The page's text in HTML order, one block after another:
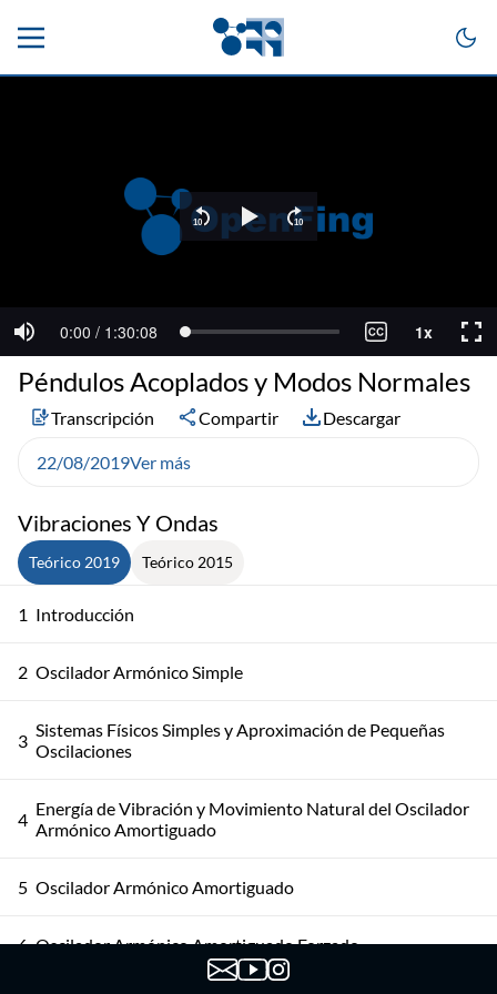
Vibraciones Y Ondas
Teórico 2019 Teórico 2015
1 Introducción
2 Oscilador Armónico Simple
3 Sistemas Físicos Simples y Aproximación de Pequeñas
Oscilaciones
4 Energía de Vibración y Movimiento Natural del Oscilador
Armónico Amortiguado
5 Oscilador Armónico Amortiguado
6 Oscilador Armónico Amortiguado Forzado
Péndulos Acoplados y Modos Normales
Transcripción Compartir Descargar
22/08/2019Ver más